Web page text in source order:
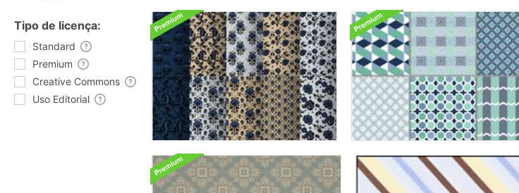
Tipo de licença:
Standard
Premium
Creative Commons
Uso Editorial